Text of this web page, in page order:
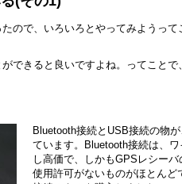
ので、いろいろとやってみようっ
できると良いですよね。ってこと
Bluetooth接続とUSB接続の物
ています。Bluetooth接続は、
し高価で、しかもGPSレシー
使用許可がないものがほとんど